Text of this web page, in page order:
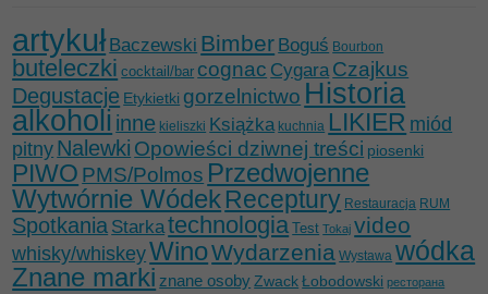
artykułBaczewski Bimber Boguś Bourbon
buteleczki cocktail/bar cognac CygaraCzajkus
Degustacje Etykietki gorzelnictwo Historia
alkoholi inne kieliszki Książka kuchnia LIKIER miód
pitny Nalewki Opowieści dziwnej treści piosenki
PIWO PMS/Polmos Przedwojenne
Wytwórnie WódekReceptury Restauracja RUM
Spotkania Starkatechnologia Test Tokaj video
whisky/whiskeyWinoWydarzenia Wystawa wódka
Znane marki znane osoby Zwack Łobodowski ресторана